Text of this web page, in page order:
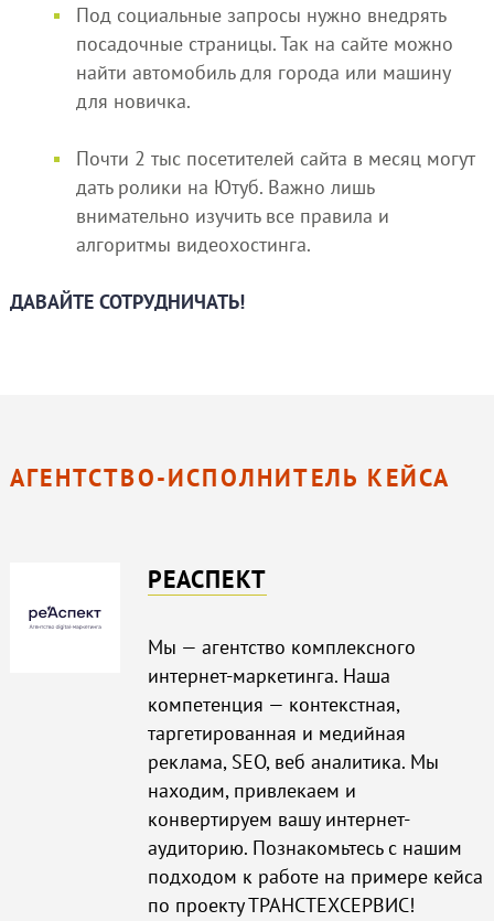
Под социальные запросы нужно внедрять
посадочные страницы. Так на сайте можно
найти автомобиль для города или машину
для новичка.
Почти 2 тыс посетителей сайта в месяц могут
дать ролики на Ютуб. Важно лишь
внимательно изучить все правила и
алгоритмы видеохостинга.
ДАВАЙТЕ СОТРУДНИЧАТЬ!
АГЕНТСТВО-ИСПОЛНИТЕЛЬ КЕЙСА
РЕАСПЕКТ
Мы — агентство комплексного
интернет-маркетинга. Наша
компетенция — контекстная,
таргетированная и медийная
реклама, SEO, веб аналитика. Мы
находим, привлекаем и
конвертируем вашу интернет-
аудиторию. Познакомьтесь с нашим
подходом к работе на примере кейса
по проекту ТРАНСТЕХСЕРВИС!